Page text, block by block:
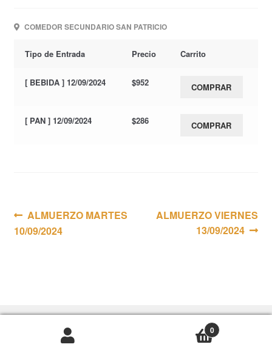
COMEDOR SECUNDARIO SAN PATRICIO
Tipo de Entrada Precio Carrito
[ BEBIDA ] 12/09/2024 $952 COMPRAR
[ PAN ] 12/09/2024 $286 COMPRAR
Navegación
de
Anterior:
ALMUERZO MARTES
10/09/2024
Siguiente:
ALMUERZO VIERNES
13/09/2024
0